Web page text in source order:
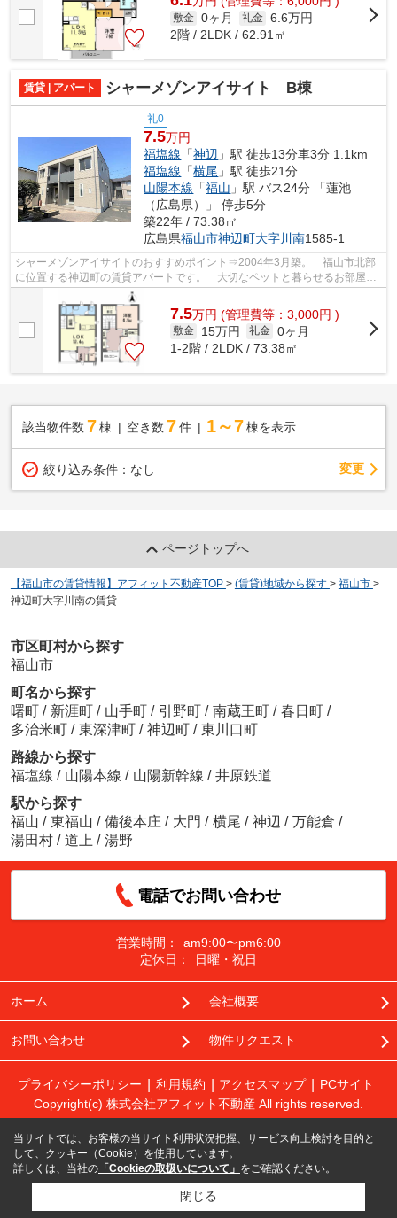
敷金 0ヶ月 礼金 6.6万円
2階 / 2LDK / 62.91㎡
賃貸 | アパート シャーメゾンアイサイト B棟
礼0
7.5万円
福塩線 「神辺 」駅 徒歩13分車3分 1.1km
福塩線 「横尾 」駅 徒歩21分
山陽本線 「福山 」駅 バス24分 「蓮池
（広島県）」 停歩5分
築22年 / 73.38㎡
広島県福山市神辺町大字川南1585-1
シャーメゾンアイサイトのおすすめポイント⇒2004年3月築。 福山市北部
に位置する神辺町の賃貸アパートです。 大切なペットと暮らせるお部屋
☆ 小学校区は神辺小学校です！ 徒歩約9...
7.5万円 (管理費等：3,000円 )
敷金 15万円 礼金 0ヶ月
1-2階 / 2LDK / 73.38㎡
該当物件数 7棟 空き数 7 件 1～7 棟を表示
絞り込み条件： なし 変更
ページトップへ
【福山市の賃貸情報】アフィット不動産TOP > (賃貸)地域から探す > 福山市 >
神辺町大字川南の賃貸
市区町村から探す
福山市
町名から探す
曙町 / 新涯町 / 山手町 / 引野町 / 南蔵王町 / 春日町 /
多治米町 / 東深津町 / 神辺町 / 東川口町
路線から探す
福塩線 / 山陽本線 / 山陽新幹線 / 井原鉄道
駅から探す
福山 / 東福山 / 備後本庄 / 大門 / 横尾 / 神辺 / 万能倉 /
湯田村 / 道上 / 湯野
電話でお問い合わせ
営業時間：
am9:00〜pm6:00
定休日：
日曜・祝日
ホーム 会社概要
お問い合わせ 物件リクエスト
プライバシーポリシー 利用規約 アクセスマップ
PCサイト
Copyright(c) 株式会社アフィット不動産 All rights reserved.
当サイトでは、お客様の当サイト利用状況把握、サービス向上検討を目的と
して、クッキー（Cookie）を使用しています。
詳しくは、当社の 「Cookieの取扱いについて」 をご確認ください。
閉じる